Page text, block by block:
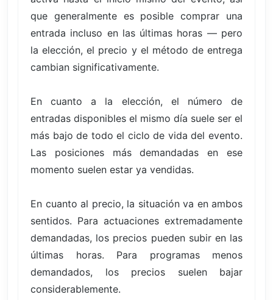
que generalmente es posible comprar una
entrada incluso en las últimas horas — pero
la elección, el precio y el método de entrega
cambian significativamente.
En cuanto a la elección, el número de
entradas disponibles el mismo día suele ser el
más bajo de todo el ciclo de vida del evento.
Las posiciones más demandadas en ese
momento suelen estar ya vendidas.
En cuanto al precio, la situación va en ambos
sentidos. Para actuaciones extremadamente
demandadas, los precios pueden subir en las
últimas horas. Para programas menos
demandados, los precios suelen bajar
considerablemente.